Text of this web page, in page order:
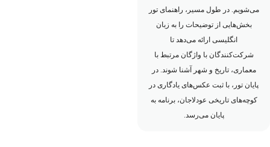
می‌شویم. در طول مسیر، راهنمای تور
بخش‌هایی از توضیحات را به زبان
انگلیسی ارائه می‌دهد تا
شرکت‌کنندگان با واژگان مرتبط با
معماری، تاریخ و شهر آشنا شوند. در
پایان تور، با ثبت عکس‌های یادگاری در
کوچه‌های تاریخی عودلاجان، برنامه به
پایان می‌رسد.